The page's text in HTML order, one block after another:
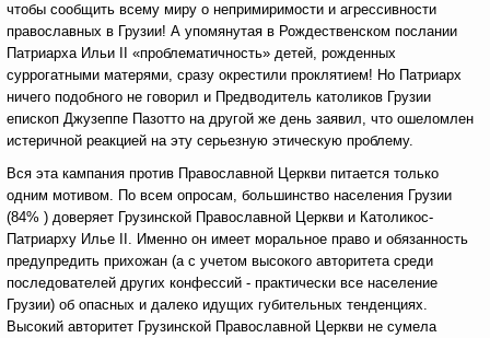
чтобы сообщить всему миру о непримиримости и агрессивности
православных в Грузии! А упомянутая в Рождественском послании
Патриарха Ильи II «проблематичность» детей, рожденных
суррогатными матерями, сразу окрестили проклятием! Но Патриарх
ничего подобного не говорил и Предводитель католиков Грузии
епископ Джузеппе Пазотто на другой же день заявил, что ошеломлен
истеричной реакцией на эту серьезную этическую проблему.
Вся эта кампания против Православной Церкви питается только
одним мотивом. По всем опросам, большинство населения Грузии
(84% ) доверяет Грузинской Православной Церкви и Католикос-
Патриарху Илье II. Именно он имеет моральное право и обязанность
предупредить прихожан (а с учетом высокого авторитета среди
последователей других конфессий - практически все население
Грузии) об опасных и далеко идущих губительных тенденциях.
Высокий авторитет Грузинской Православной Церкви не сумела